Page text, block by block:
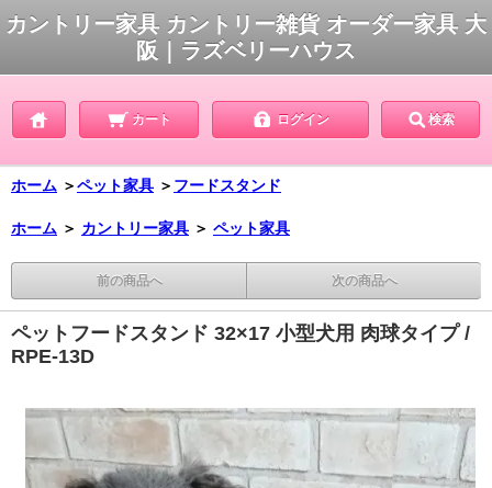
カントリー家具 カントリー雑貨 オーダー家具 大
阪｜ラズベリーハウス
カート ログイン 検索
ホーム ＞ペット家具 ＞ フードスタンド
ホーム ＞ カントリー家具 ＞ ペット家具
前の商品へ 次の商品へ
ペットフードスタンド 32×17 小型犬用 肉球タイプ /
RPE-13D